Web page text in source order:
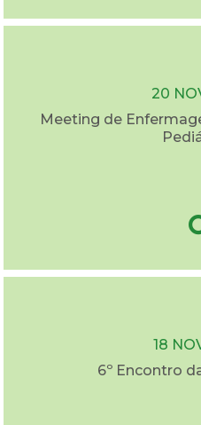
20
Meeting de
18
6º Encontro